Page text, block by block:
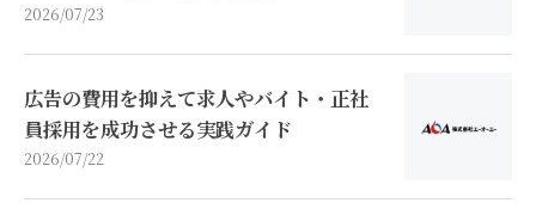
2026/07/23
広告の費用を抑えて求人やバイト・正社
員採用を成功させる実践ガイド
2026/07/22